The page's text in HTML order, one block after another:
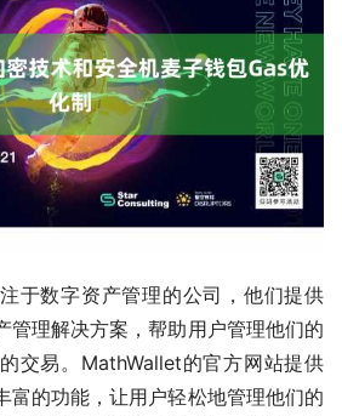
于数字资产管理的公司，他们提供
管理解决方案，帮助用户管理他们的
交易。MathWallet的官方网站提供
富的功能，让用户轻松地管理他们的